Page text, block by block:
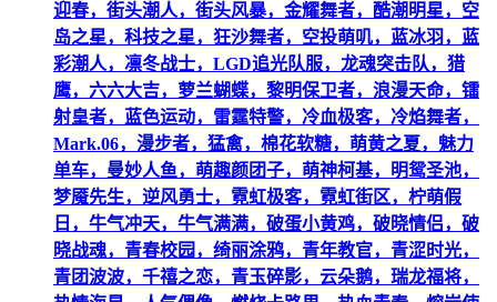
迎春，街头潮人，街头风暴，金耀舞者，酷潮明星，空
岛之星，科技之星，狂沙舞者，空投萌叽，蓝冰羽，蓝
彩潮人，凛冬战士，LGD追光队服，龙魂突击队，猎
鹰，六六大吉，萝兰蝴蝶，黎明保卫者，浪漫天命，镭
射皇者，蓝色运动，雷霆特警，冷血极客，冷焰舞者，
Mark.06，漫步者，猛禽，棉花软糖，萌黄之夏，魅力
单车，曼妙人鱼，萌趣颜团子，萌神柯基，明鸳圣池，
梦魇先生，逆风勇士，霓虹极客，霓虹街区，柠萌假
日，牛气冲天，牛气满满，破蛋小黄鸡，破晓情侣，破
晓战魂，青春校园，绮丽涂鸦，青年教官，青涩时光，
青团波波，千禧之恋，青玉碎影，云朵鹅，瑞龙福将，